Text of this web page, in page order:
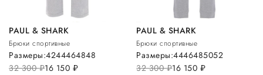
PAUL & SHARK
Брюки спортивные
32 300руб.16 150 руб.
Размеры:4244464848
PAUL & SHARK
Брюки спортивные
32 300руб.16 150 руб.
Размеры:4446485052